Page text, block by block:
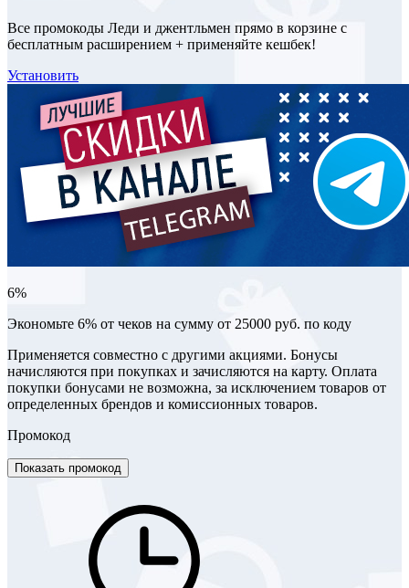
Все промокоды Леди и джентльмен прямо в корзине с
бесплатным расширением + применяйте кешбек!
Установить
6%
Экономьте 6% от чеков на сумму от 25000 руб. по коду
Применяется совместно с другими акциями. Бонусы
начисляются при покупках и зачисляются на карту. Оплата
покупки бонусами не возможна, за исключением товаров от
определенных брендов и комиссионных товаров.
Промокод
Показать промокод